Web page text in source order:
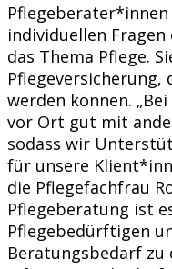
individuellen
das Thema Pflege.
Pflegeversicherung,
werden können.
vor Ort gut mit
sodass wir
für unsere
die Pflegefachfrau
Pflegeberatung ist
Pflegebedürftigen
Beratungsbedarf zu